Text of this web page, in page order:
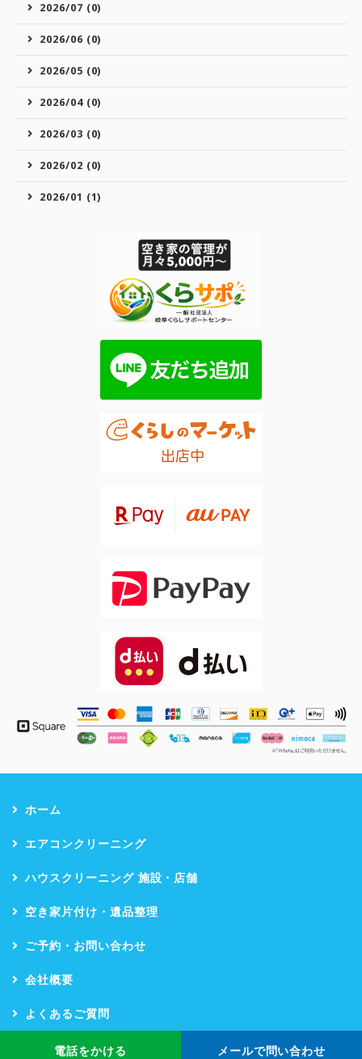
2026/07 (0)
2026/06 (0)
2026/05 (0)
2026/04 (0)
2026/03 (0)
2026/02 (0)
2026/01 (1)
電話をかける メールで問い合わせ
ホーム
エアコンクリーニング
ハウスクリーニング 施設・店舗
空き家片付け・遺品整理
ご予約・お問い合わせ
会社概要
よくあるご質問
お客様の声